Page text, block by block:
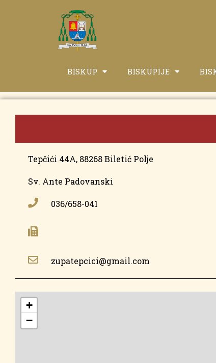
BISKUP BISKUPIJE
Tepčići 44A, 88268 Biletić Polje
Sv. Ante Padovanski
036/658-041
zupatepcici@gmail.com
+
−